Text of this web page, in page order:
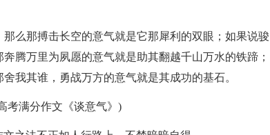
么那搏击长空的意气就是它那犀利的双眼；如果说骏
腾万里为夙愿的意气就是助其翻越千山万水的铁蹄；
我其谁，勇战万方的意气就是其成功的基石。
考满分作文《谈意气》)